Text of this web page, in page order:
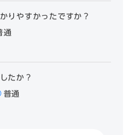
りやすかったですか？
通
たか？
普通